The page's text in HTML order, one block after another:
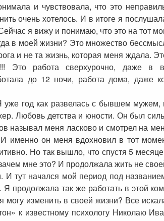
и чувствовала, что это
очень хотелось. И в итоге я
я вижу и понимаю, что это на тот
в моей жизни? Это множество
и не та жизнь, которая меня ждала.
Это работа сверхурочно, даже
до 12 ночи, работа дома, даже
уже год как развелась с бывшем
Любовь детства и юности. Он был
называл меня ласково и смотрел на
именно он меня вдохновил в тот
Но так вышло, что спустя 5
мне это? И продолжала жить не
тут начался мой период под
продолжала так же работать в этой
изменить в своей жизни? Все
к известному психологу Николаю